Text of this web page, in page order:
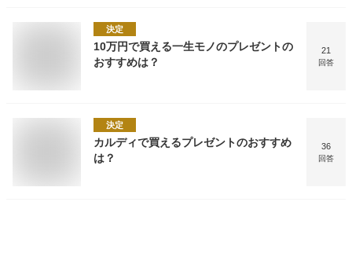
決定
10万円で買える一生モノのプレゼントの
おすすめは？
21
回答
決定
カルディで買えるプレゼントのおすすめ
は？
36
回答